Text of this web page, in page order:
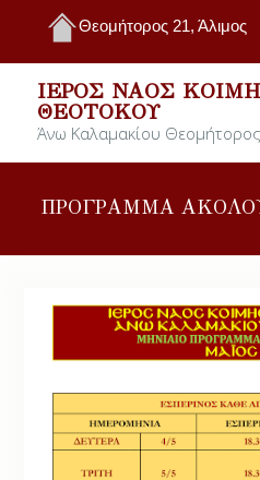
Θεομήτορος 21, Άλιμος
ΙΕΡΌΣ ΝΑΌΣ
ΘΕΟΤΌΚΟΥ
Άνω Καλαμακίου Θεομήτορος
ΠΡΟΓΡΑΜΜΑ